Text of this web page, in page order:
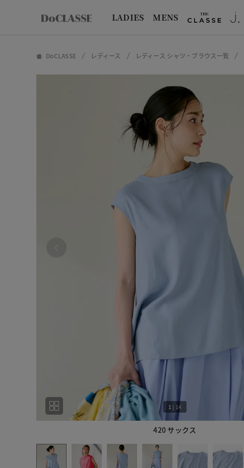
LADIES MENS
DoCLASSE レディース レディース シャツ・ブラウス一覧
420 サックス
1 | 14